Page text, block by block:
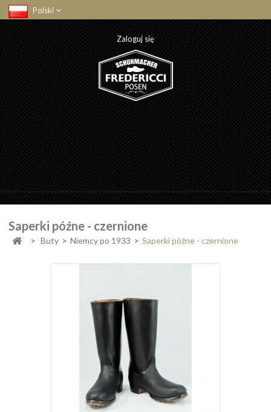
Polski
Zaloguj się
Saperki późne - czernione
> Buty > Niemcy po 1933 > Saperki późne - czernione